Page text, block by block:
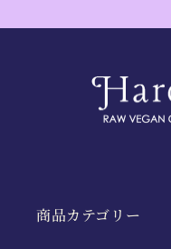
商品カテゴリー